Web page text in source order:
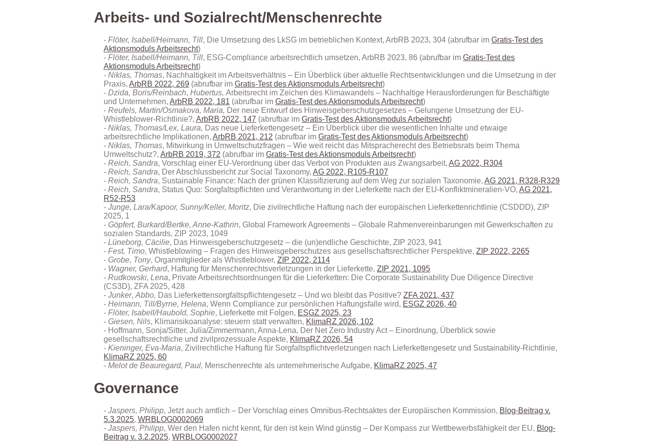
Arbeits- und Sozialrecht/Menschenrechte
Flöter, Isabell/Heimann, Till, Die Umsetzung des LkSG im betrieblichen Kontext, ArbRB 2023, 304 (abrufbar im Gratis-Test des
Aktionsmoduls Arbeitsrecht)
Flöter, Isabell/Heimann, Till, ESG-Compliance arbeitsrechtlich umsetzen, ArbRB 2023, 86 (abrufbar im Gratis-Test des
Aktionsmoduls Arbeitsrecht)
Niklas, Thomas, Nachhaltigkeit im Arbeitsverhältnis – Ein Überblick über aktuelle Rechtsentwicklungen und die Umsetzung in der
Praxis, ArbRB 2022, 269 (abrufbar im Gratis-Test des Aktionsmoduls Arbeitsrecht)
Dzida, Boris/Reinbach, Hubertus, Arbeitsrecht im Zeichen des Klimawandels – Nachhaltige Herausforderungen für Beschäftigte
und Unternehmen, ArbRB 2022, 181 (abrufbar im Gratis-Test des Aktionsmoduls Arbeitsrecht)
Reufels, Martin/Osmakova, Maria, Der neue Entwurf des Hinweisgeberschutzgesetzes – Gelungene Umsetzung der EU-
Whistleblower-Richtlinie?, ArbRB 2022, 147 (abrufbar im Gratis-Test des Aktionsmoduls Arbeitsrecht)
Niklas, Thomas/Lex, Laura, Das neue Lieferkettengesetz – Ein Überblick über die wesentlichen Inhalte und etwaige
arbeitsrechtliche Implikationen, ArbRB 2021, 212 (abrufbar im Gratis-Test des Aktionsmoduls Arbeitsrecht)
Niklas, Thomas, Mitwirkung in Umweltschutzfragen – Wie weit reicht das Mitspracherecht des Betriebsrats beim Thema
Umweltschutz?, ArbRB 2019, 372 (abrufbar im Gratis-Test des Aktionsmoduls Arbeitsrecht)
Reich, Sandra, Vorschlag einer EU-Verordnung über das Verbot von Produkten aus Zwangsarbeit, AG 2022, R304
Reich, Sandra, Der Abschlussbericht zur Social Taxonomy, AG 2022, R105-R107
Reich, Sandra, Sustainable Finance: Nach der grünen Klassifizierung auf dem Weg zur sozialen Taxonomie, AG 2021, R328-R329
Reich, Sandra, Status Quo: Sorgfaltspflichten und Verantwortung in der Lieferkette nach der EU-Konfliktmineralien-VO, AG 2021,
R52-R53
Junge, Lara/Kapoor, Sunny/Keller, Moritz, Die zivilrechtliche Haftung nach der europäischen Lieferkettenrichtlinie (CSDDD), ZIP
2025, 1
Göpfert, Burkard/Bertke, Anne-Kathrin, Global Framework Agreements – Globale Rahmenvereinbarungen mit Gewerkschaften zu
sozialen Standards, ZIP 2023, 1049
Lüneborg, Cäcilie, Das Hinweisgeberschutzgesetz – die (un)endliche Geschichte, ZIP 2023, 941
Fest, Timo, Whistleblowing – Fragen des Hinweisgeberschutzes aus gesellschaftsrechtlicher Perspektive, ZIP 2022, 2265
Grobe, Tony, Organmitglieder als Whistleblower, ZIP 2022, 2114
Wagner, Gerhard, Haftung für Menschenrechtsverletzungen in der Lieferkette, ZIP 2021, 1095
Rudkowski, Lena, Private Arbeitsrechtsordnungen für die Lieferketten: Die Corporate Sustainability Due Diligence Directive
(CS3D), ZFA 2025, 428
Junker, Abbo, Das Lieferkettensorgfaltspflichtengesetz – Und wo bleibt das Positive? ZFA 2021, 437
Heimann, Till/Byrne, Helena, Wenn Compliance zur persönlichen Haftungsfalle wird, ESGZ 2026, 40
Flöter, Isabell/Haubold, Sophie, Lieferkette mit Folgen, ESGZ 2025, 23
Giesen, Nils, Klimarisikoanalyse: steuern statt verwalten, KlimaRZ 2026, 102
Hoffmann, Sonja/Sitter, Julia/Zimmermann, Anna-Lena, Der Net Zero Industry Act – Einordnung, Überblick sowie
gesellschaftsrechtliche und zivilprozessuale Aspekte, KlimaRZ 2026, 54
Kieninger, Eva-Maria, Zivilrechtliche Haftung für Sorgfaltspflichtverletzungen nach Lieferkettengesetz und Sustainability-Richtlinie,
KlimaRZ 2025, 60
Melot de Beauregard, Paul, Menschenrechte als unternehmerische Aufgabe, KlimaRZ 2025, 47
Governance
Jaspers, Philipp, Jetzt auch amtlich – Der Vorschlag eines Omnibus-Rechtsaktes der Europäischen Kommission, Blog-Beitrag v.
5.3.2025, WRBLOG0002069
Jaspers, Philipp, Wer den Hafen nicht kennt, für den ist kein Wind günstig – Der Kompass zur Wettbewerbsfähigkeit der EU, Blog-
Beitrag v. 3.2.2025, WRBLOG0002027